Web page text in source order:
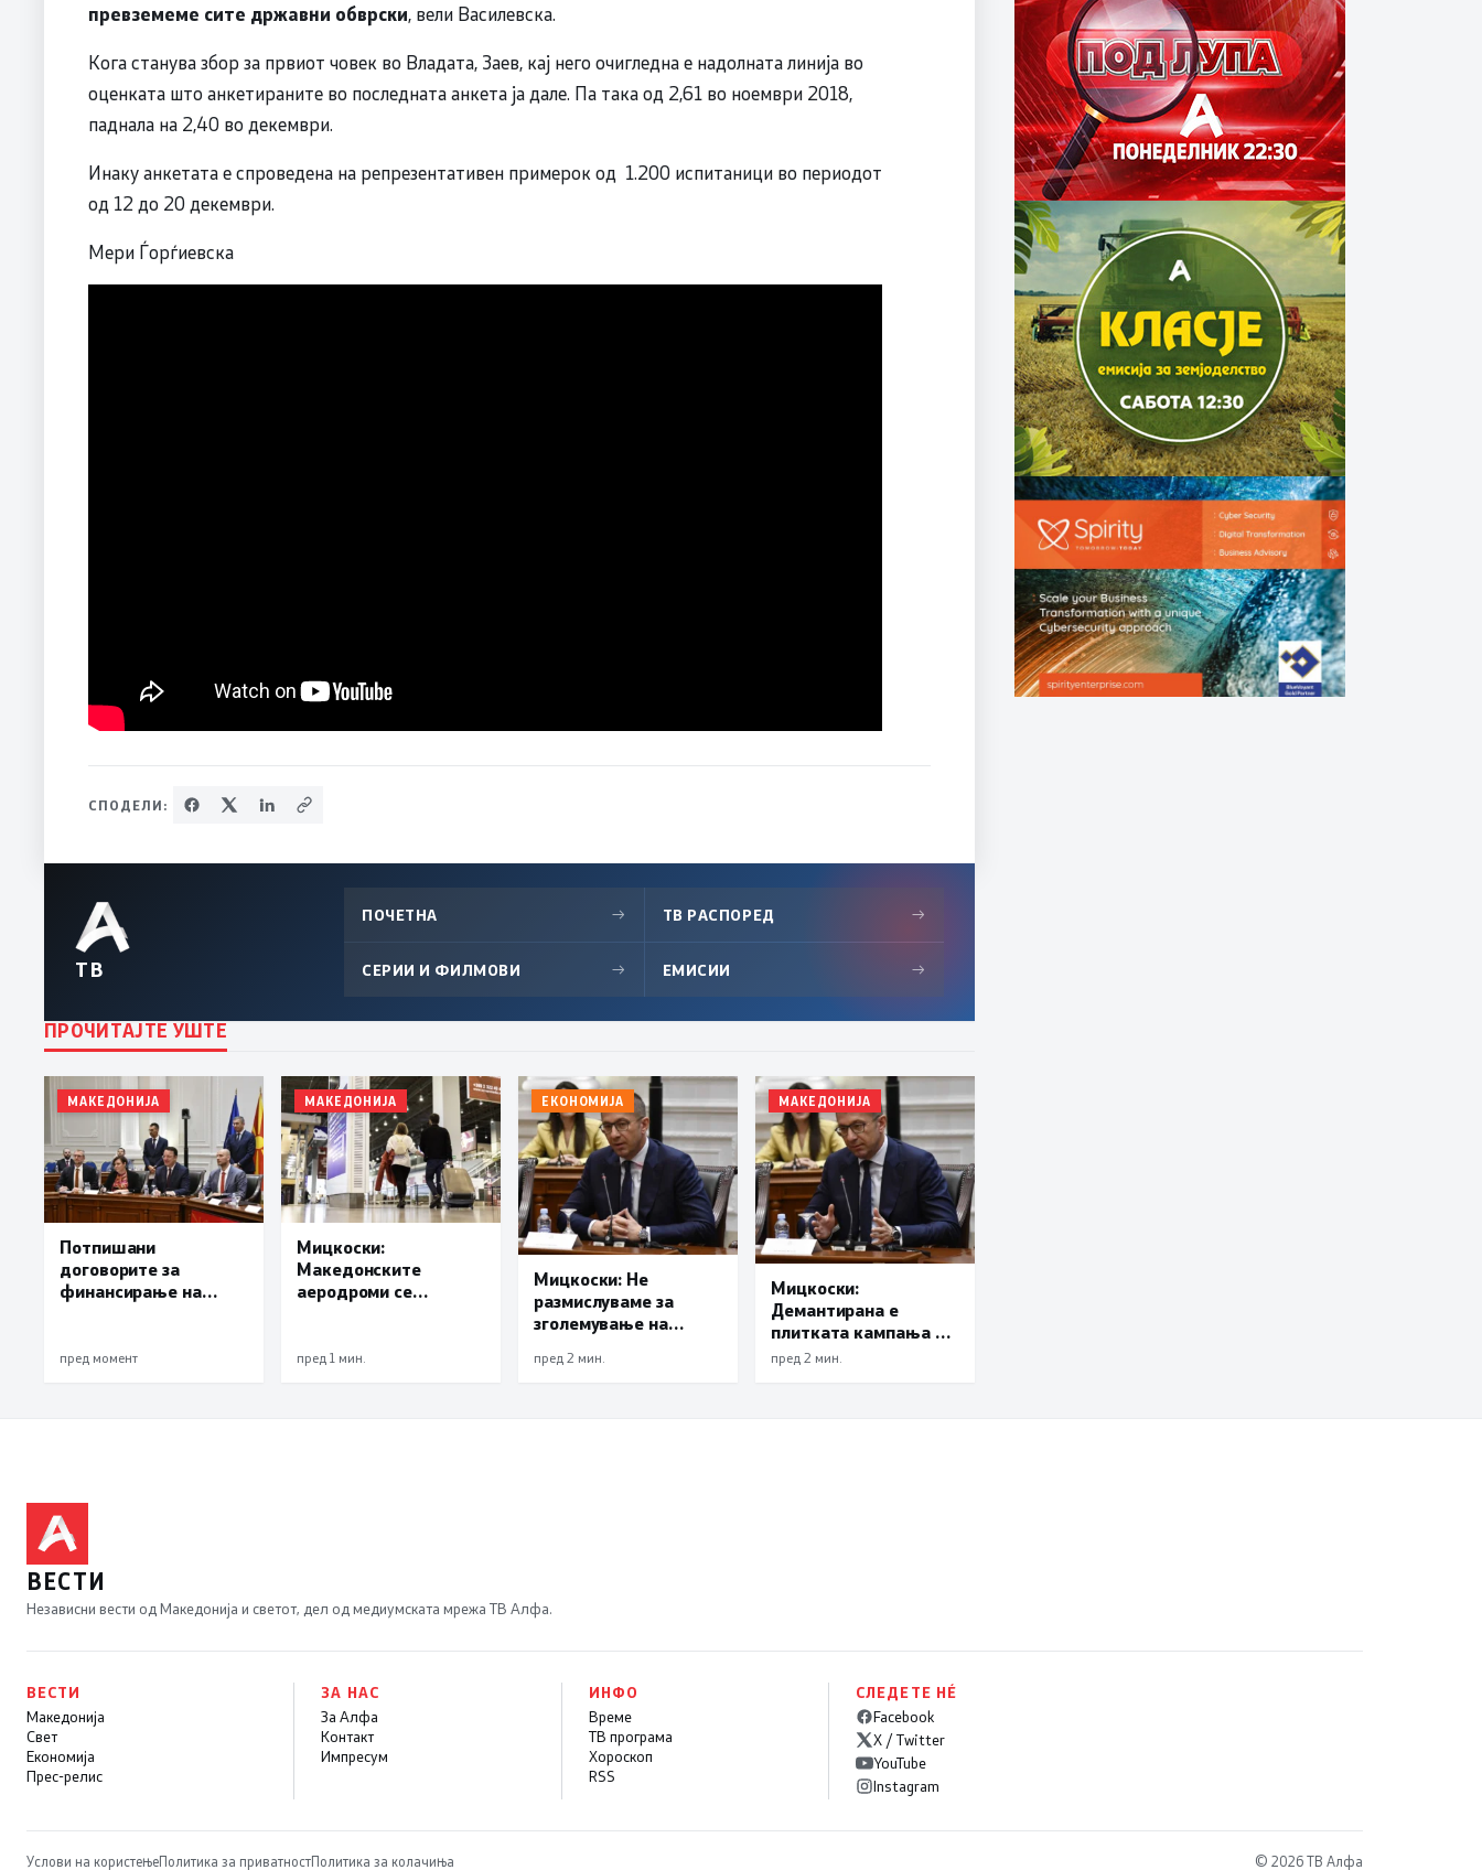
превземеме сите државни обврски, вели Василевска.
Кога станува збор за првиот човек во Владата, Заев, кај него очигледна е надолната линија во
оценката што анкетираните во последната анкета ја дале. Па така од 2,61 во ноември 2018,
паднала на 2,40 во декември.
Инаку анкетата е спроведена на репрезентативен примерок од 1.200 испитаници во периодот
од 12 до 20 декември.
Мери Ѓорѓиевска
СПОДЕЛИ:
ТВ
ПОЧЕТНА → ТВ РАСПОРЕД →
СЕРИИ И ФИЛМОВИ → ЕМИСИИ →
ПРОЧИТАЈТЕ УШТЕ
МАКЕДОНИЈА
Потпишани
договорите за
финансирање на
Коридор 8 кон
пред момент
МАКЕДОНИЈА
Мицкоски:
Македонските
аеродроми се
пред 1 мин.
ЕКОНОМИЈА
Мицкоски: Не
размислуваме за
зголемување на
електричната
пред 2 мин.
МАКЕДОНИЈА
Мицкоски:
Демантирана е
плитката кампања на
опозицијата,
пред 2 мин.
ВЕСТИ
Независни вести од Македонија и светот, дел од медиумската мрежа ТВ Алфа.
ВЕСТИ
Македонија
Свет
Економија
Прес-релис
ЗА НАС
За Алфа
Контакт
Импресум
ИНФО
Време
ТВ програма
Хороскоп
RSS
СЛЕДЕТЕ НÉ
Facebook
X / Twitter
YouTube
Instagram
Услови на користењеПолитика за приватностПолитика за колачиња © 2026 ТВ Алфа